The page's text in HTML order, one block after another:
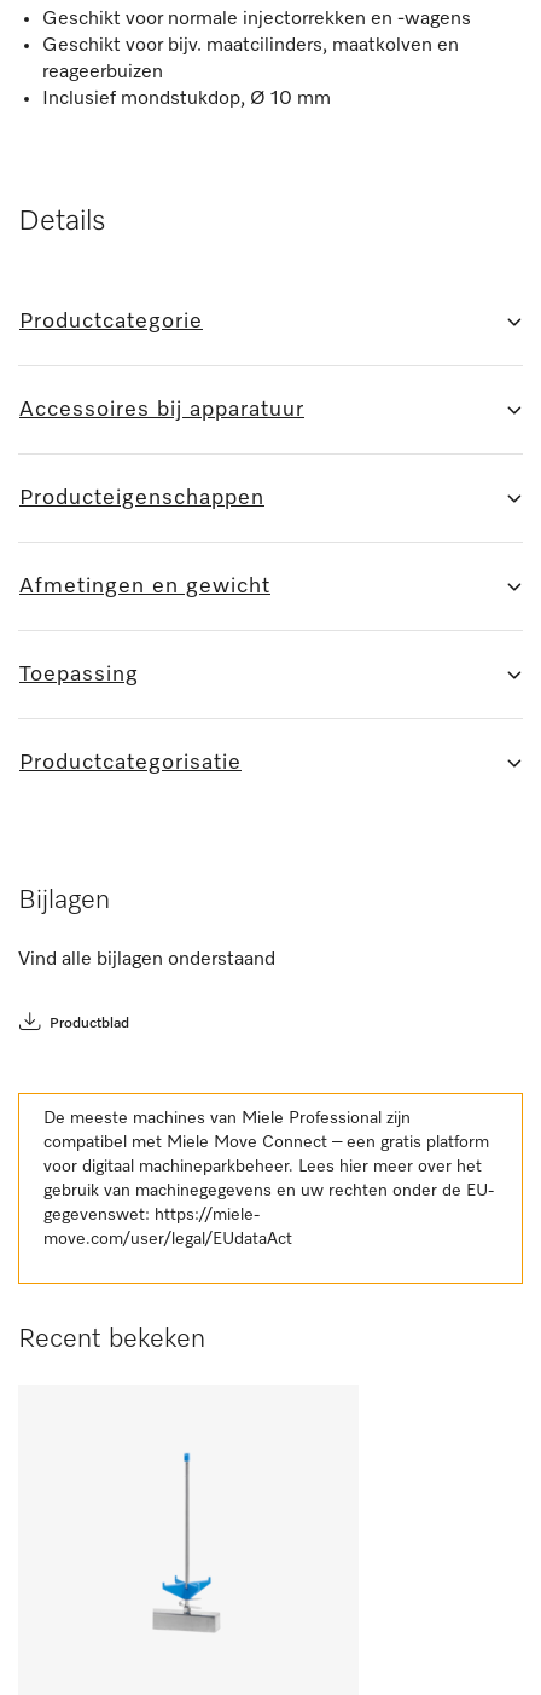
Geschikt voor normale injectorrekken en -wagens
Geschikt voor bijv. maatcilinders, maatkolven en
reageerbuizen
Inclusief mondstukdop, Ø 10 mm
Details
Productcategorie
Accessoires bij apparatuur
Producteigenschappen
Afmetingen en gewicht
Toepassing
Productcategorisatie
Bijlagen
Vind alle bijlagen onderstaand
Productblad
De meeste machines van Miele Professional zijn
compatibel met Miele Move Connect – een gratis platform
voor digitaal machineparkbeheer. Lees hier meer over het
gebruik van machinegegevens en uw rechten onder de EU-
gegevenswet: https://miele-
move.com/user/legal/EUdataAct
Recent bekeken